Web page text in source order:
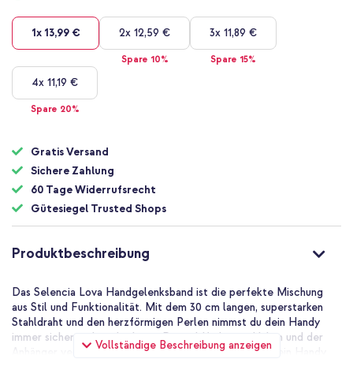
1x 13,99 € 2x 12,59 €
Spare 10%
3x 11,89 €
Spare 15%
4x 11,19 €
Spare 20%
Gratis Versand
Sichere Zahlung
60 Tage Widerrufsrecht
Gütesiegel Trusted Shops
Produktbeschreibung
Vollständige Beschreibung anzeigen
Das Selencia Lova Handgelenksband ist die perfekte Mischung
aus Stil und Funktionalität. Mit dem 30 cm langen, superstarken
Stahldraht und den herzförmigen Perlen nimmst du dein Handy
immer sicher und modisch mit. Die goldfarbenen Haken und der
Anhänger verleihen einen eleganten Touch, während dein Handy